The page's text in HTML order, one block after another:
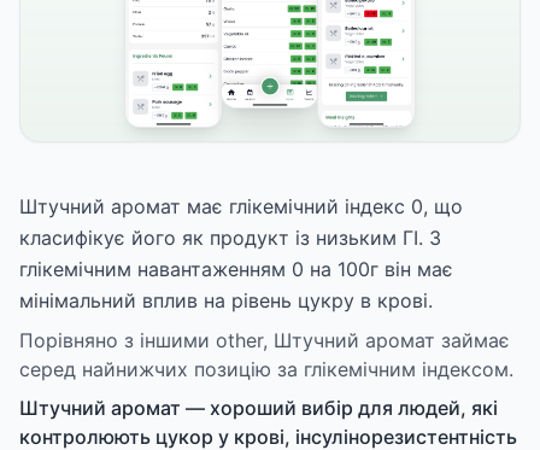
Штучний аромат має глікемічний індекс 0, що
класифікує його як продукт із низьким ГІ. З
глікемічним навантаженням 0 на 100г він має
мінімальний вплив на рівень цукру в крові.
Порівняно з іншими other, Штучний аромат займає
серед найнижчих позицію за глікемічним індексом.
Штучний аромат — хороший вибір для людей, які
контролюють цукор у крові, інсулінорезистентність